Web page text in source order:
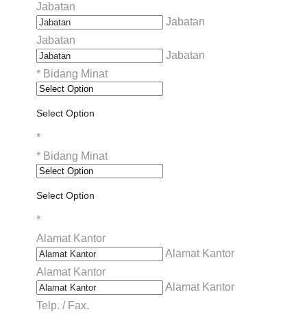
Jabatan
Jabatan
Jabatan
Jabatan
* Bidang Minat
Select Option
*
* Bidang Minat
Select Option
*
Alamat Kantor
Alamat Kantor
Alamat Kantor
Alamat Kantor
Telp. / Fax.